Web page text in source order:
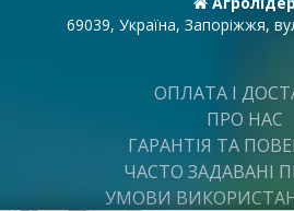
69039, Україна, Запоріжжя,
ОПЛАТА І
ПРО НАС
ГАРАНТІЯ ТА
ЧАСТО ЗАДАВАНІ
УМОВИ